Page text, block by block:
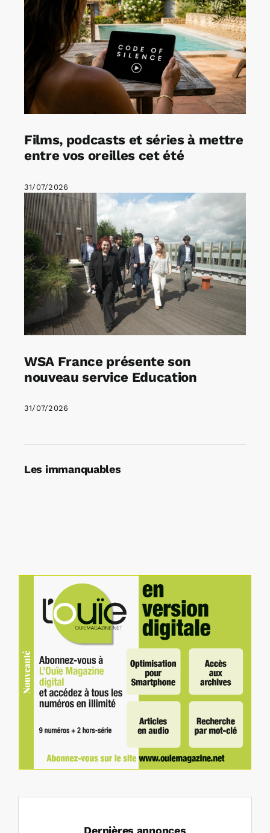
Films, podcasts et séries à mettre
entre vos oreilles cet été
31/07/2026
WSA France présente son
nouveau service Education
31/07/2026
Les immanquables
Dernières annonces